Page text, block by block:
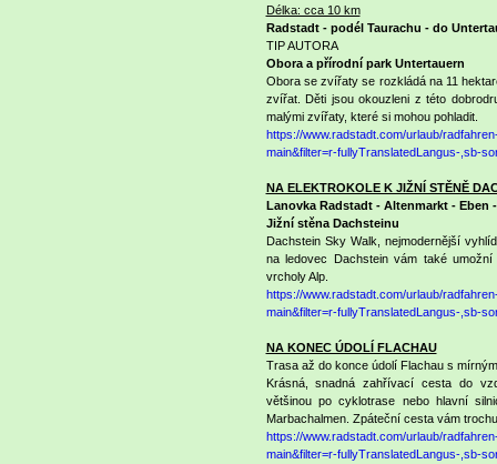
Délka: cca 10 km
Radstadt - podél Taurachu - do
TIP AUTORA
Obora a přírodní park Untertauern
Obora se zvířaty se rozkládá na 11
zvířat. Děti jsou okouzleni z této
malými zvířaty, které si mohou pohladit.
https://www.radstadt.com/urlaub/
main&filter=r-fullyTranslatedLangus-,sb-
NA ELEKTROKOLE K JIŽNÍ STĚNĚ
Lanovka Radstadt - Altenmarkt - Eben
Jižní stěna Dachsteinu
Dachstein Sky Walk, nejmodernější
na ledovec Dachstein vám také
vrcholy Alp.
https://www.radstadt.com/urlaub/
main&filter=r-fullyTranslatedLangus-,sb-
NA KONEC ÚDOLÍ FLACHAU
Trasa až do konce údolí Flachau s
Krásná, snadná zahřívací cesta do
většinou po cyklotrase nebo hlavní
Marbachalmen. Zpáteční cesta vám
https://www.radstadt.com/urlaub/
main&filter=r-fullyTranslatedLangus-,sb-